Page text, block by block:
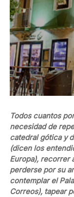
Todos cuantos
necesidad de
catedral gótica y
(dicen los
Europa), recorrer
perderse por su
contemplar el
Correos), tapear